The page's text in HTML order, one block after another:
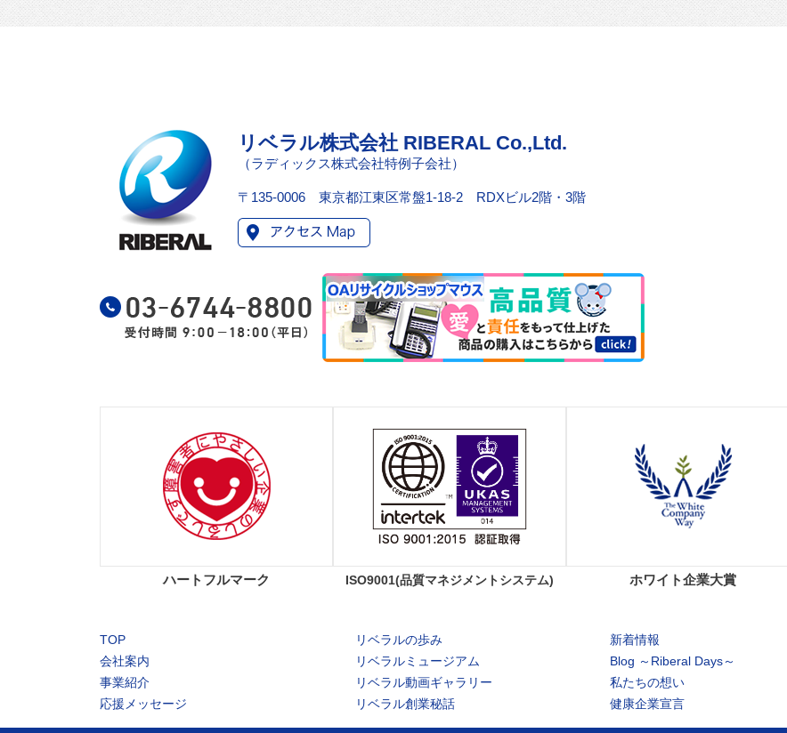
リベラル株式会社 RIBERAL Co.,Ltd.
（ラディックス株式会社特例子会社）
〒135-0006 東京都江東区常盤1-18-2 RDXビル2階・3階
ハートフルマーク ISO9001(品質マネジメントシステム) ホワイト企業大賞
TOP
会社案内
事業紹介
応援メッセージ
リベラルの歩み
リベラルミュージアム
リベラル動画ギャラリー
リベラル創業秘話
新着情報
Blog ～Riberal Days～
私たちの想い
健康企業宣言